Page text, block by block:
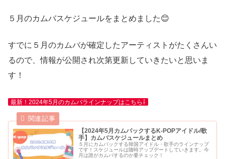
５月のカムバスケジュールをまとめました😊
すでに５月のカムバが確定したアーティストがたくさんい
るので、情報が公開され次第更新していきたいと思いま
す！
最新！2024年5月のカムバラインナップはこちら⇩
【2024年5月カムバックするK-POPアイドル/歌
手】カムバスケジュールまとめ
５月にカムバックする韓国アイドル・歌手のラインナップ
です！スケジュールは随時アップデートしていきます。今
月は誰がカムバするのか要チェック！